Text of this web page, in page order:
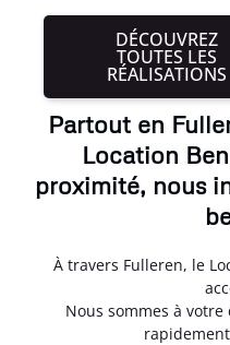
DÉCOUVREZ
TOUTES LES
RÉALISATIONS
Partout en
Location
proximité, nous
À travers Fulleren, le
Nous sommes à